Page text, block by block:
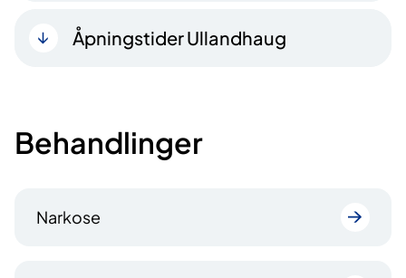
Åpningstider Ullandhaug
Behandlinger
Narkose